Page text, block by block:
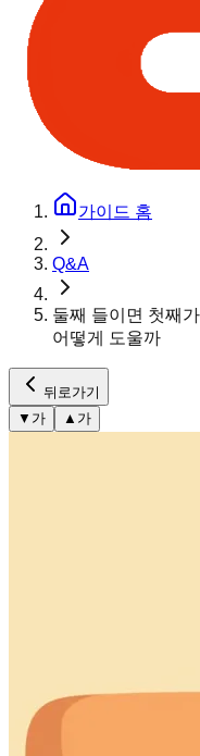
가이드 홈
Q&A
둘째 들이면 첫째
어떻게 도울까
뒤로가기
▼ 가 ▲ 가